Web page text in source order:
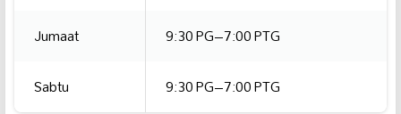
Jumaat
9:30 PG–7:00 PTG
Sabtu
9:30 PG–7:00 PTG